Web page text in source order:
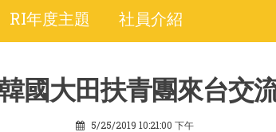
RI年度主題 社員介紹
國大田扶青團來台交
5/25/2019 10:21:00 下午